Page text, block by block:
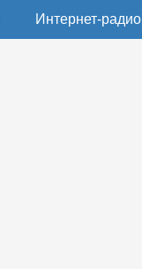
Интернет-радио